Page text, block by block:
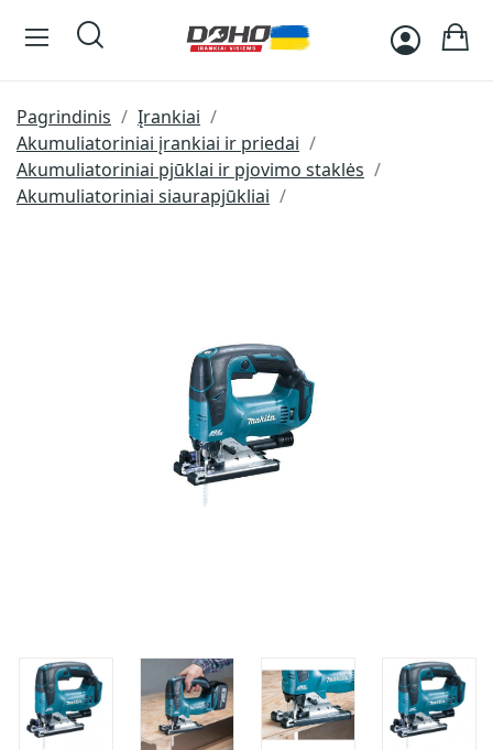
Pagrindinis
Įrankiai
Akumuliatoriniai įrankiai ir priedai
Akumuliatoriniai pjūklai ir pjovimo staklės
Akumuliatoriniai siaurapjūkliai